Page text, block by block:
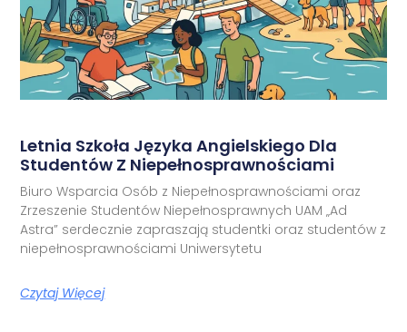
Letnia Szkoła Języka Angielskiego Dla
Studentów Z Niepełnosprawnościami
Biuro Wsparcia Osób z Niepełnosprawnościami oraz
Zrzeszenie Studentów Niepełnosprawnych UAM „Ad
Astra” serdecznie zapraszają studentki oraz studentów z
niepełnosprawnościami Uniwersytetu
Czytaj Więcej